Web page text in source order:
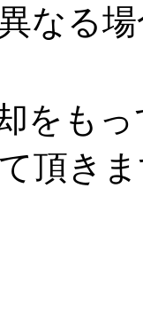
なる
をも
頂き